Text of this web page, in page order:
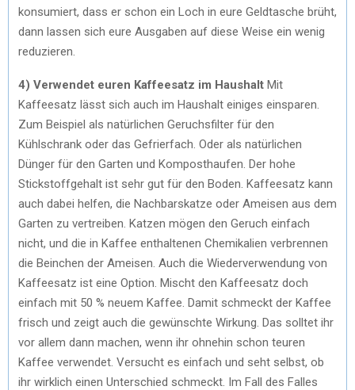
konsumiert, dass er schon ein Loch in eure Geldtasche brüht,
dann lassen sich eure Ausgaben auf diese Weise ein wenig
reduzieren.
4) Verwendet euren Kaffeesatz im Haushalt Mit
Kaffeesatz lässt sich auch im Haushalt einiges einsparen.
Zum Beispiel als natürlichen Geruchsfilter für den
Kühlschrank oder das Gefrierfach. Oder als natürlichen
Dünger für den Garten und Komposthaufen. Der hohe
Stickstoffgehalt ist sehr gut für den Boden. Kaffeesatz kann
auch dabei helfen, die Nachbarskatze oder Ameisen aus dem
Garten zu vertreiben. Katzen mögen den Geruch einfach
nicht, und die in Kaffee enthaltenen Chemikalien verbrennen
die Beinchen der Ameisen. Auch die Wiederverwendung von
Kaffeesatz ist eine Option. Mischt den Kaffeesatz doch
einfach mit 50 % neuem Kaffee. Damit schmeckt der Kaffee
frisch und zeigt auch die gewünschte Wirkung. Das solltet ihr
vor allem dann machen, wenn ihr ohnehin schon teuren
Kaffee verwendet. Versucht es einfach und seht selbst, ob
ihr wirklich einen Unterschied schmeckt. Im Fall des Falles